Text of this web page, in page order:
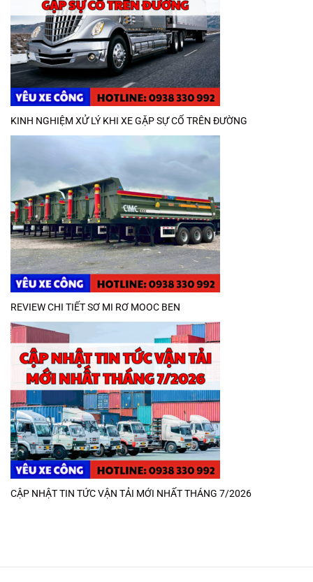
KINH NGHIỆM XỬ LÝ KHI XE GẶP SỰ CỐ TRÊN ĐƯỜNG
REVIEW CHI TIẾT SƠ MI RƠ MOOC BEN
CẬP NHẬT TIN TỨC VẬN TẢI MỚI NHẤT THÁNG 7/2026